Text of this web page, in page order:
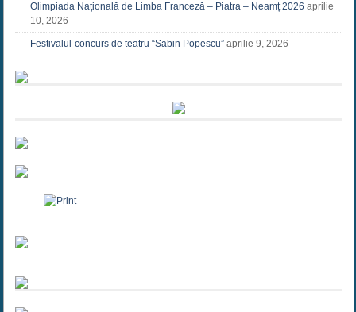
Olimpiada Națională de Limba Franceză – Piatra – Neamț 2026 aprilie
10, 2026
Festivalul-concurs de teatru “Sabin Popescu” aprilie 9, 2026